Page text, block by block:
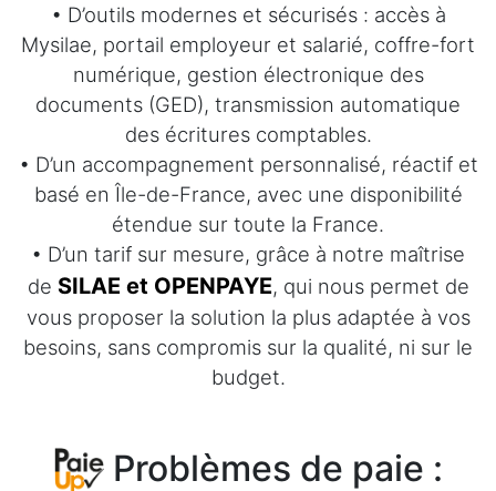
• D’outils modernes et sécurisés : accès à
Mysilae, portail employeur et salarié, coffre-fort
numérique, gestion électronique des
documents (GED), transmission automatique
des écritures comptables.
• D’un accompagnement personnalisé, réactif et
basé en Île-de-France, avec une disponibilité
étendue sur toute la France.
• D’un tarif sur mesure, grâce à notre maîtrise
de SILAE et OPENPAYE, qui nous permet de
vous proposer la solution la plus adaptée à vos
besoins, sans compromis sur la qualité, ni sur le
budget.
Problèmes de paie :